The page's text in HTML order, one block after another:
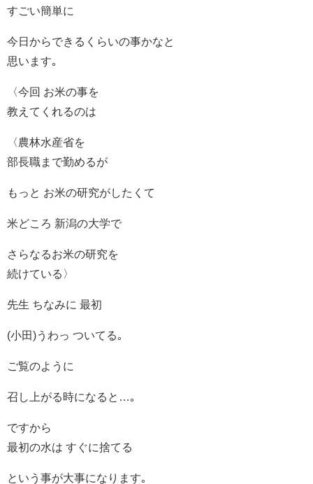
すごい簡単に
今日からできるくらいの事かなと
思います｡
〈今回 お米の事を
教えてくれるのは
〈農林水産省を
部長職まで勤めるが
もっと お米の研究がしたくて
米どころ 新潟の大学で
さらなるお米の研究を
続けている〉
先生 ちなみに 最初
(小田)うわっ ついてる｡
ご覧のように
召し上がる時になると…｡
ですから
最初の水は すぐに捨てる
という事が大事になります｡